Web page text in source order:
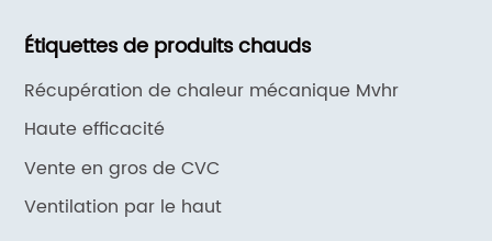
Étiquettes de produits chauds
Récupération de chaleur mécanique Mvhr
Haute efficacité
Vente en gros de CVC
Ventilation par le haut